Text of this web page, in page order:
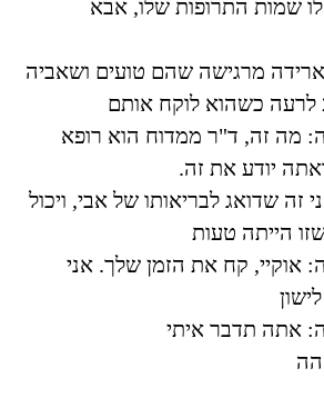
שמות התרופות שלו, אבא
מרגישה שהם טועים ושאביה
לרעה כשהוא לוקח אותם
מה זה, ד"ר ממדוח הוא רופא
יודע את זה.
זה שדואג לבריאותו של אבי, ויכול
הייתה טעות
אוקיי, קח את הזמן שלך. אני
אתה תדבר איתי